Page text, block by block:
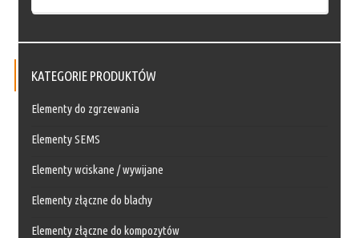
KATEGORIE PRODUKTÓW
Elementy do zgrzewania
Elementy SEMS
Elementy wciskane / wywijane
Elementy złączne do blachy
Elementy złączne do kompozytów